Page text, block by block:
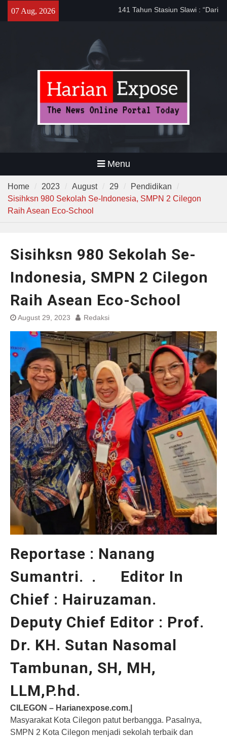
07 Aug, 2026
Sinergi dengan Bank Banten,
141 Tahun Stasiun Slawi : “Dari
Angkut Hasil Bumi hingga
Gerakkan Kehidupan
Masyarakat”
Menu
Home 2023 August 29
Pendidikan
Sisihksn 980 Sekolah Se-Indonesia, SMPN 2 Cilegon
Raih Asean Eco-School
Sisihksn 980 Sekolah Se-
Indonesia, SMPN 2 Cilegon
Raih Asean Eco-School
August 29, 2023 Redaksi
Reportase : Nanang
Sumantri. . Editor In
Chief : Hairuzaman.
Deputy Chief Editor : Prof.
Dr. KH. Sutan Nasomal
Tambunan, SH, MH,
LLM,P.hd.
CILEGON – Harianexpose.com.|
Masyarakat Kota Cilegon patut berbangga. Pasalnya,
SMPN 2 Kota Cilegon menjadi sekolah terbaik dan